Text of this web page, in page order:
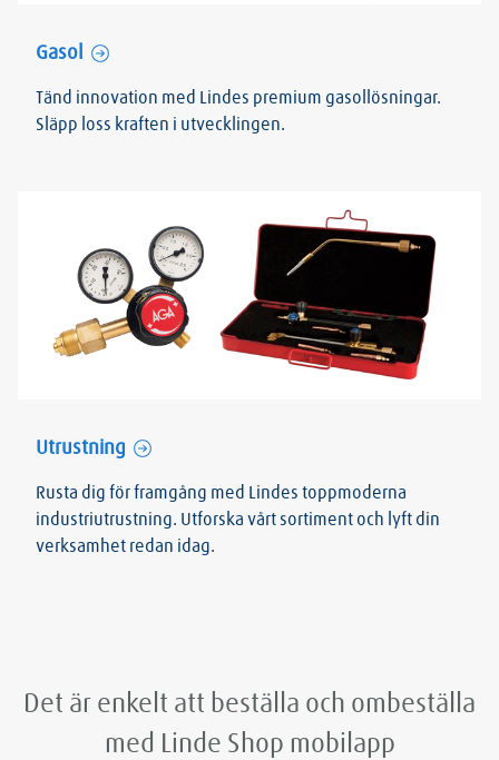
Gasol
Tänd innovation med Lindes premium gasollösningar.
Släpp loss kraften i utvecklingen.
Utrustning
Rusta dig för framgång med Lindes toppmoderna
industriutrustning. Utforska vårt sortiment och lyft din
verksamhet redan idag.
Det är enkelt att beställa och ombeställa
med Linde Shop mobilapp